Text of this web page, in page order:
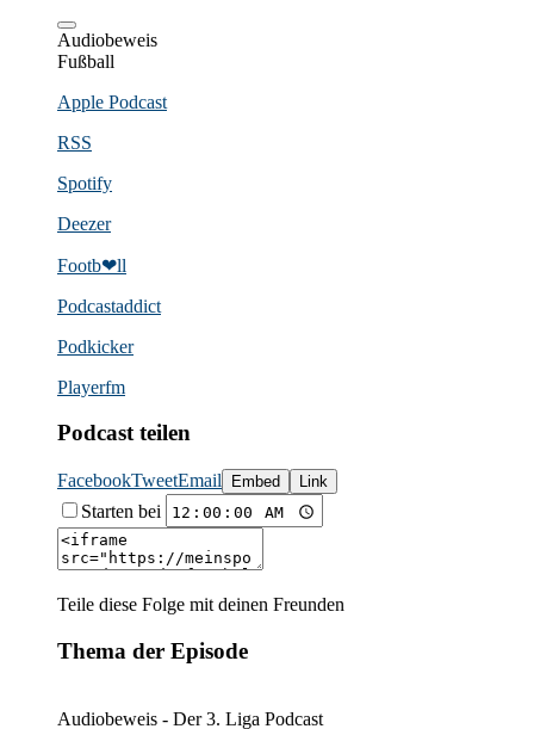
Audiobeweis
Fußball
Apple Podcast
RSS
Spotify
Deezer
Footb❤ll
Podcast­addict
Podkicker
Playerfm
Podcast teilen
FacebookTweetEmail Embed Link
Starten bei
Teile diese Folge mit deinen Freunden
Thema der Episode
Audiobeweis - Der 3. Liga Podcast